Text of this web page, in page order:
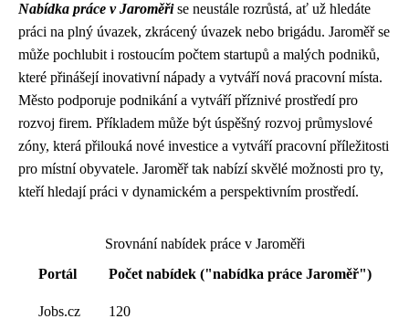
Nabídka práce v Jaroměřise neustále rozrůstá, ať už hledáte
práci na plný úvazek, zkrácený úvazek nebo brigádu. Jaroměř se
může pochlubit i rostoucím počtem startupů a malých podniků,
které přinášejí inovativní nápady a vytváří nová pracovní místa.
Město podporuje podnikání a vytváří příznivé prostředí pro
rozvoj firem. Příkladem může být úspěšný rozvoj průmyslové
zóny, která přilouká nové investice a vytváří pracovní příležitosti
pro místní obyvatele. Jaroměř tak nabízí skvělé možnosti pro ty,
kteří hledají práci v dynamickém a perspektivním prostředí.
Srovnání nabídek práce v Jaroměři
Portál
Počet nabídek ("nabídka práce Jaroměř")
Jobs.cz 120